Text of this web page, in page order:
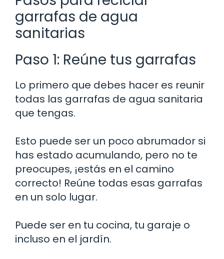
garrafas de agua
sanitarias
Paso 1: Reúne tus garrafas
Lo primero que debes hacer es reunir
todas las garrafas de agua sanitaria
que tengas.
Esto puede ser un poco abrumador si
has estado acumulando, pero no te
preocupes, ¡estás en el camino
correcto! Reúne todas esas garrafas
en un solo lugar.
Puede ser en tu cocina, tu garaje o
incluso en el jardín.